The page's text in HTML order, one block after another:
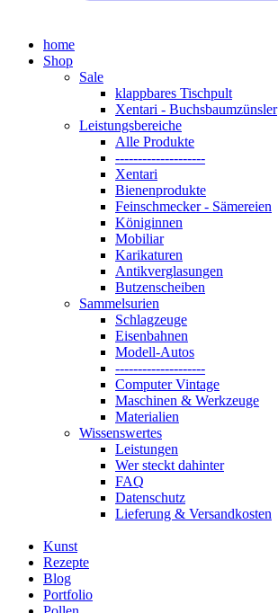
home
Shop
Sale
klappbares Tischpult
Xentari - Buchsbaumzünsler
Leistungsbereiche
Alle Produkte
--------------------
Xentari
Bienenprodukte
Feinschmecker - Sämereien
Königinnen
Mobiliar
Karikaturen
Antikverglasungen
Butzenscheiben
Sammelsurien
Schlagzeuge
Eisenbahnen
Modell-Autos
--------------------
Computer Vintage
Maschinen & Werkzeuge
Materialien
Wissenswertes
Leistungen
Wer steckt dahinter
FAQ
Datenschutz
Lieferung & Versandkosten
Kunst
Rezepte
Blog
Portfolio